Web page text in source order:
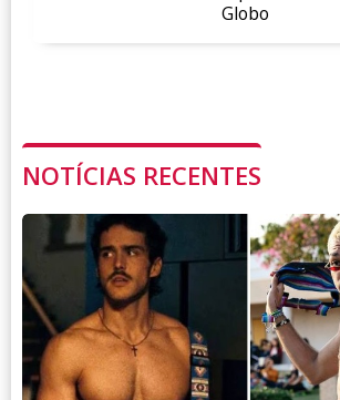
Globo
NOTÍCIAS RECENTES